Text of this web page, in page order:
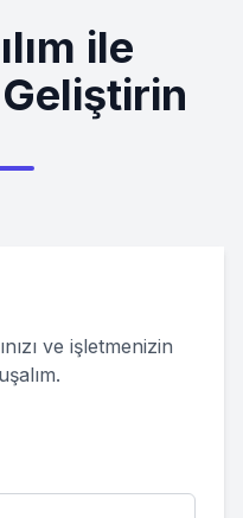
ile
ve işletmenizin